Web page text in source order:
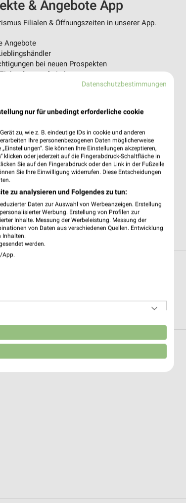
& Angebote App
Filialen & Öffnungszeiten in unserer App.
Angebote
bei neuen Prospekten
stressfrei planen
Bad Kissingen
Datenschutzbestimmungen
nur für unbedingt erforderliche cookie
zu, wie z. B. eindeutige IDs in cookie und anderen
Ihre personenbezogenen Daten möglicherweise
Sie können Ihre Einstellungen akzeptieren,
klicken oder jederzeit auf die Fingerabdruck-Schaltfläche in
Sie auf den Fingerabdruck oder den Link in der Fußzeile
Sie Ihre Einwilligung widerrufen. Diese Entscheidungen
zu analysieren und Folgendes zu tun:
Daten zur Auswahl von Werbeanzeigen. Erstellung
Werbung. Erstellung von Profilen zur
Inhalte. Messung der Werbeleistung. Messung der
von Daten aus verschiedenen Quellen. Entwicklung
Inhalten.
werden.
App.